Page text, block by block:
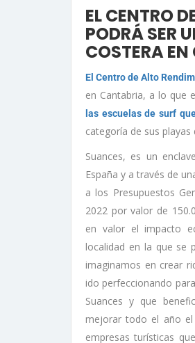
EL CENTRO
PODRÁ SER
COSTERA
El Centro de Alto
en Cantabria, a lo que
las escuelas de surf
categoría de sus
Suances, es un
España y a través de
a los Presupuestos
2022 por valor de
en valor el impacto
localidad en la que se
imaginamos en crear
ido perfeccionando
Suances y que
mejorar todo el año
empresas turísticas